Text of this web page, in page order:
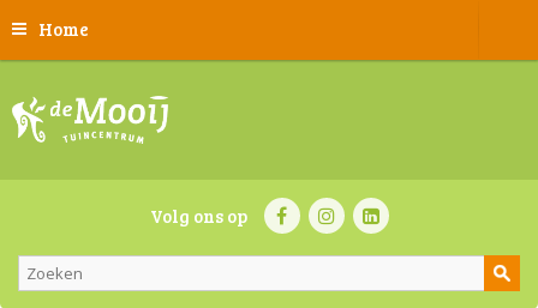
Home
Volg ons op